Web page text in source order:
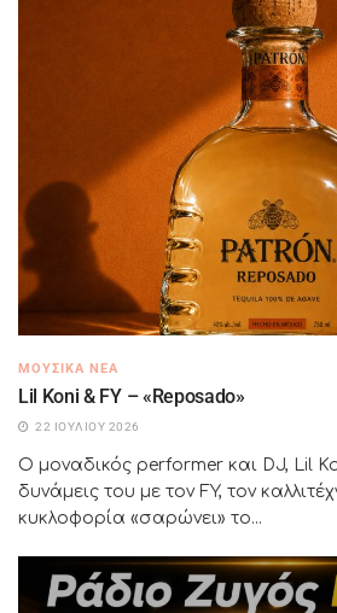
ΜΟΥΣΙΚΆ ΝΈΑ
Lil Koni & FY – «Reposado»
22 ΙΟΥΛΊΟΥ 2026
Ο μοναδικός performer και DJ, Lil
δυνάμεις του με τον FY, τον
κυκλοφορία «σαρώνει» το...